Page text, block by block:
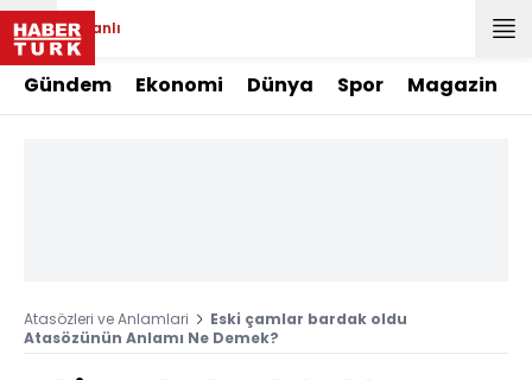
Canlı
Gündem Ekonomi Dünya Spor Magazin
Atasözleri ve Anlamlari
Eski çamlar bardak oldu
Atasözünün Anlamı Ne Demek?